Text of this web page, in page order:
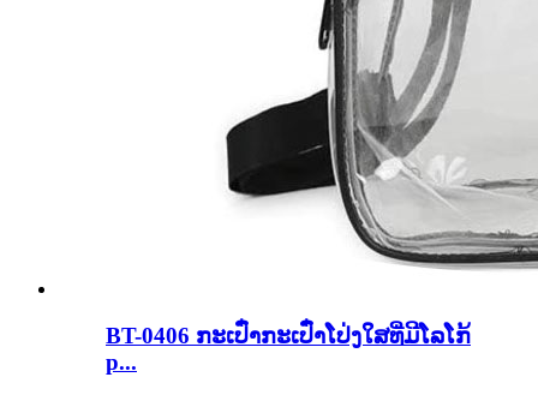
BT-0406 ກະເປົ໋າກະເປົ໋າໂປ່ງໃສທີ່ມີໂລໂກ້
p...